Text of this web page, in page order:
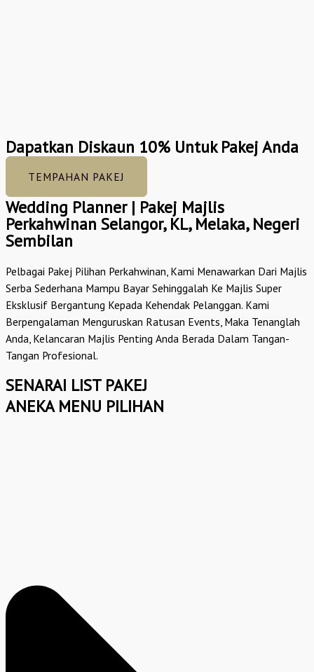
Dapatkan Diskaun 10% Untuk Pakej Anda
TEMPAHAN PAKEJ
Wedding Planner | Pakej Majlis
Perkahwinan Selangor, KL, Melaka, Negeri
Sembilan
Pelbagai Pakej Pilihan Perkahwinan, Kami Menawarkan Dari Majlis
Serba Sederhana Mampu Bayar Sehinggalah Ke Majlis Super
Eksklusif Bergantung Kepada Kehendak Pelanggan. Kami
Berpengalaman Menguruskan Ratusan Events, Maka Tenanglah
Anda, Kelancaran Majlis Penting Anda Berada Dalam Tangan-
Tangan Profesional.
SENARAI LIST PAKEJ
ANEKA MENU PILIHAN